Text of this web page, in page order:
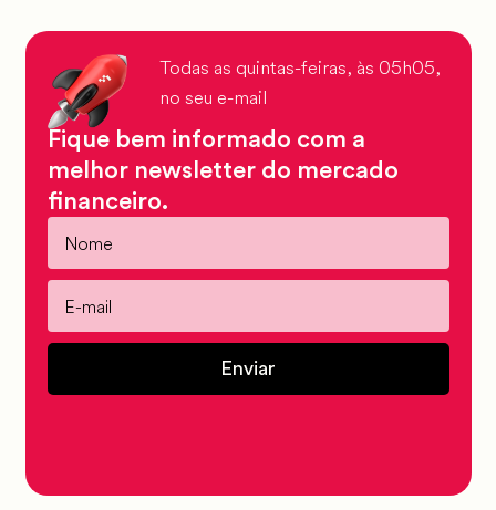
Todas as quintas-feiras, às 05h05,
no seu e-mail
Fique bem informado com a
melhor newsletter do mercado
financeiro.
Enviar